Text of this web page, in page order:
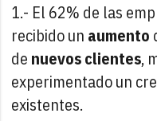
1.- El 62% de las
recibido un aumento
de nuevos clientes,
experimentado un
existentes.